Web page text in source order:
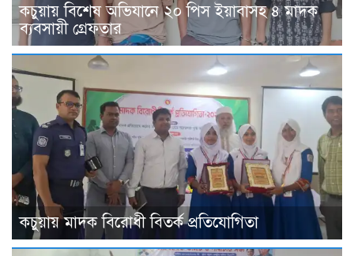
কচুয়ায় বিশেষ অভিযানে ২০ পিস ইয়াবাসহ ৪ মাদক
ব্যবসায়ী গ্রেফতার
কচুয়ায় মাদক বিরোধী বিতর্ক প্রতিযোগিতা